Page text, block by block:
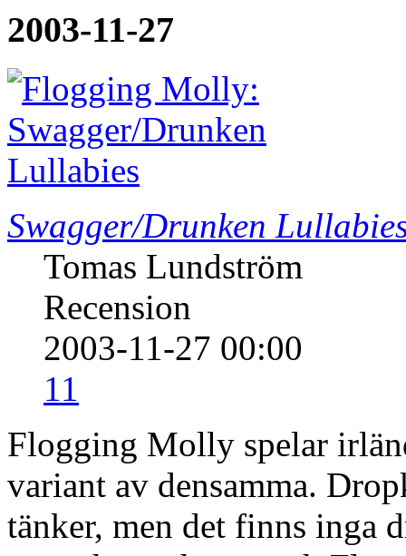
2003-11-27
Swagger/Drunken
Tomas Lundström
Recension
2003-11-27 00:00
11
Flogging Molly spelar
variant av densamma.
tänker, men det finns inga